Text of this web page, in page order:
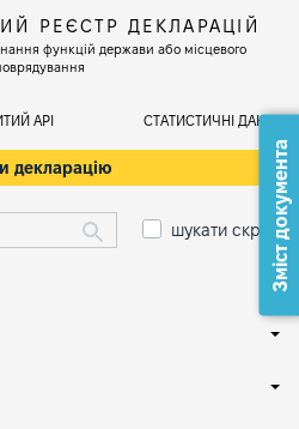
РЕЄСТР ДЕКЛАРАЦІЙ
функцій держави або місцевого
АРІ СТАТИСТИЧНІ ДАНІ
декларацію
шукати скрізьЗміст документа